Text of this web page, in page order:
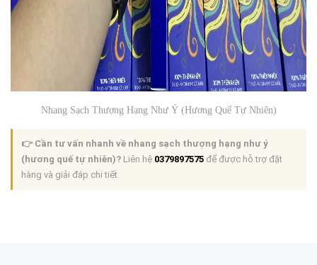
Nhang Sạch Thượng Hạng Như Ý (Hương Quế Tự Nhiên)
👉 Cần tư vấn nhanh về nhang sạch thượng hạng như ý
(hương quế tự nhiên)? Liên hệ 0379897575 để được hỗ trợ đặt
hàng và giải đáp chi tiết.